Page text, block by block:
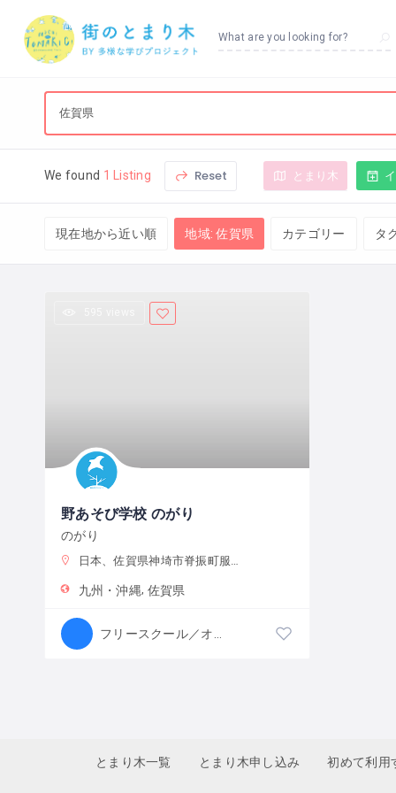
What are you looking for?
We found 1 Listing Reset とまり木
現在地から近い順 地域: 佐賀県 カテゴリー タ
野あそび学校 のがり
のがり
日本、佐賀県神埼市脊振町服巻１１２６
九州・沖縄 佐賀県
とまり木一覧 とまり木申し込み 初めて利用